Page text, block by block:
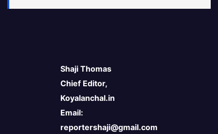
Shaji Thomas
Chief Editor,
Koyalanchal.in
Email:
reportershaji@gmail.com